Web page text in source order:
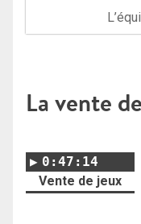
La vente
0:47:14
Vente de jeux